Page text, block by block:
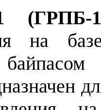
(ГРПБ-
на